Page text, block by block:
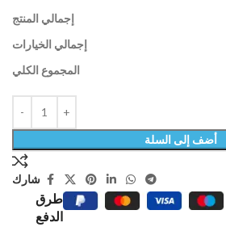
إجمالي المنتج
إجمالي الخيارات
المجموع الكلي
أضف إلى السلة
شارك
طرق
الدفع